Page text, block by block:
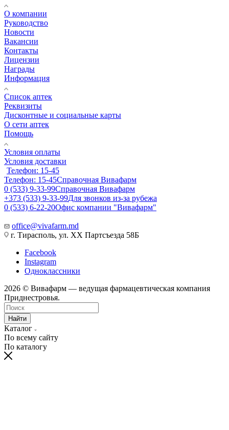
О компании
Руководство
Новости
Вакансии
Контакты
Лицензии
Награды
Информация
Список аптек
Реквизиты
Дисконтные и социальные карты
О сети аптек
Помощь
Условия оплаты
Условия доставки
Телефон: 15-45
Телефон: 15-45Справочная Вивафарм
0 (533) 9-33-99Справочная Вивафарм
+373 (533) 9-33-99Для звонков из-за рубежа
0 (533) 6-22-20Офис компании "Вивафарм"
office@vivafarm.md
г. Тирасполь, ул. ХХ Партсъезда 58Б
Facebook
Instagram
Одноклассники
2026 © Вивафарм — ведущая фармацевтическая компания
Приднестровья.
Найти
Каталог
По всему сайту
По каталогу